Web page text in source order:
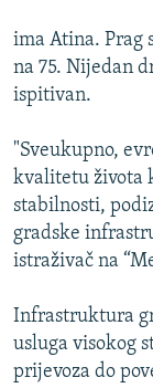
ima Atina. Prag
na 75. Nijedan
ispitivan.
"Sveukupno,
kvalitetu života
stabilnosti,
gradske
istraživač na
Infrastruktura
usluga visokog
prijevoza do